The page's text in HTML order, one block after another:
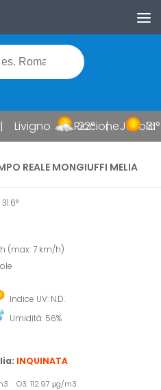
Livigno 22° Jesolo
Riccione 31°
REALE MONGIUFFI MELIA
(max: 7 km/h)
Indice UV: N.D.
Umidità: 56%
INQUINATA
O3: 112.97 μg/m3